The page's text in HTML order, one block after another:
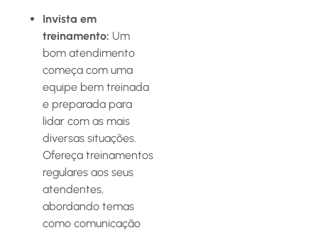
Invista em
treinamento: Um
bom atendimento
começa com uma
equipe bem treinada
e preparada para
lidar com as mais
diversas situações.
Ofereça treinamentos
regulares aos seus
atendentes,
abordando temas
como comunicação